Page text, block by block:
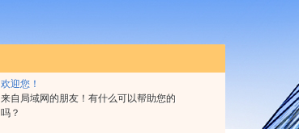
欢迎您！
来自局域网的朋友！有什么可以帮助您的
吗？